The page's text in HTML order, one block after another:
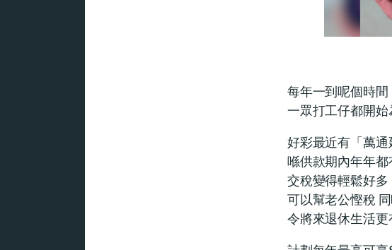
每年一到呢個時間
一眾打工仔都開始
好彩最近有「萬
喺供款期內年年都
交稅變得輕鬆好多
可以幫老公慳稅
令將來退休生活